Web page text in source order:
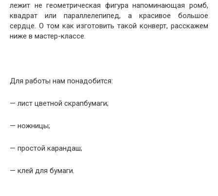
лежит не геометрическая фигура напоминающая ромб,
квадрат или параллелепипед, а красивое большое
сердце. О том как изготовить такой конверт, расскажем
ниже в мастер-классе.
Для работы нам понадобится:
— лист цветной скрапбумаги;
— ножницы;
— простой карандаш;
— клей для бумаги.